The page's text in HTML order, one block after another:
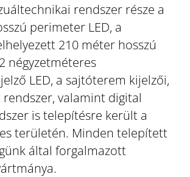
rendszer része a
perimeter LED, a
210 méter hosszú
négyzetméteres
LED, a sajtóterem kijelzői,
valamint digital
is telepítésre került a
területén. Minden telepített
által forgalmazott